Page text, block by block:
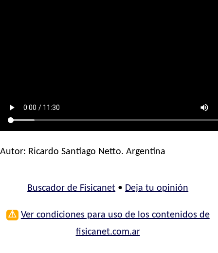
Autor: Ricardo Santiago Netto. Argentina
Buscador de Fisicanet • Deja tu opinión
⚠ Ver condiciones para uso de los contenidos de
fisicanet.com.ar